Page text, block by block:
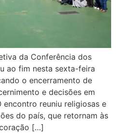
da Conferência dos
ao fim nesta sexta-feira
o encerramento de
e decisões em
reuniu religiosas e
do país, que retornam às
[…]